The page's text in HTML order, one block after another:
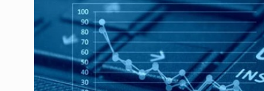
ოთარ შამუგია ბაქოში